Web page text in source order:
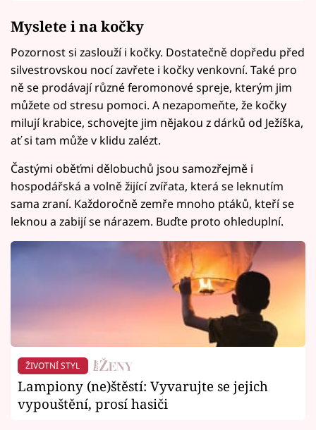
Myslete i na kočky
Pozornost si zaslouží i kočky. Dostatečně dopředu před
silvestrovskou nocí zavřete i kočky venkovní. Také pro
ně se prodávají různé feromonové spreje, kterým jim
můžete od stresu pomoci. A nezapomeňte, že kočky
milují krabice, schovejte jim nějakou z dárků od Ježíška,
ať si tam může v klidu zalézt.
Častými oběťmi dělobuchů jsou samozřejmě i
hospodářská a volně žijící zvířata, která se leknutím
sama zraní. Každoročně zemře mnoho ptáků, kteří se
leknou a zabijí se nárazem. Buďte proto ohleduplní.
ŽIVOTNÍ STYL
Lampiony (ne)štěstí: Vyvarujte se jejich
vypouštění, prosí hasiči